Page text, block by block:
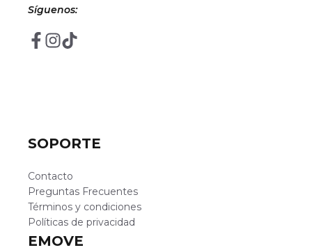
Síguenos:
SOPORTE
Contacto
Preguntas Frecuentes
Términos y condiciones
Políticas de privacidad
EMOVE